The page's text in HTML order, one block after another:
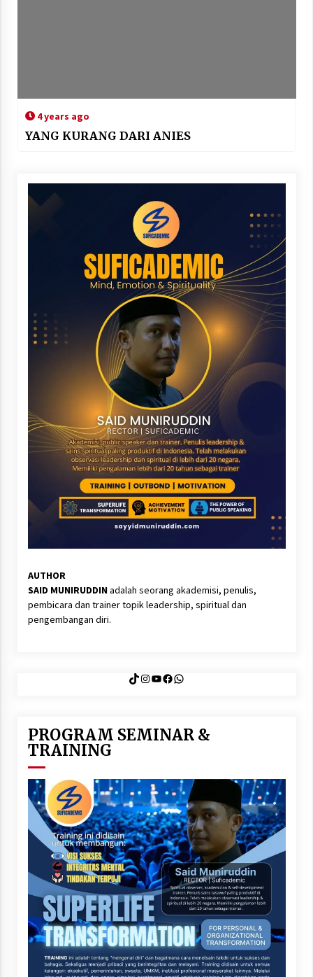
4 years ago
YANG KURANG DARI ANIES
AUTHOR
SAID MUNIRUDDINadalah seorang akademisi, penulis,
pembicara dan trainer topik leadership, spiritual dan
pengembangan diri.
TikTok
Instagram
YouTube
Facebook
WhatsApp
PROGRAM SEMINAR &
TRAINING